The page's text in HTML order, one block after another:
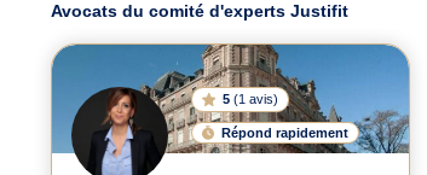
Avocats du comité d'experts Justifit
5 (1 avis)
Répond rapidement